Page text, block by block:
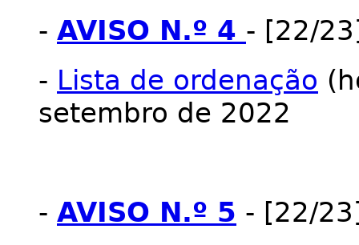
- AVISO N.º 4 - [22/
- Lista de ordenação
setembro de 2022
- AVISO N.º 5 - [22/